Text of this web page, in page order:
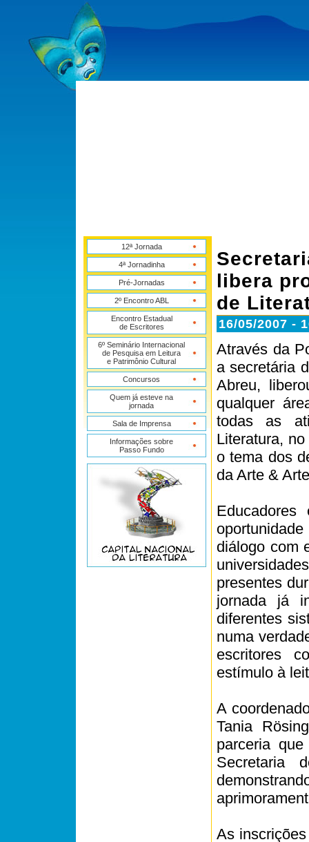
12ª Jornada
4ª Jornadinha
Pré-Jornadas
2º Encontro ABL
Encontro Estadual
de Escritores
6º Seminário Internacional
de Pesquisa em Leitura
e Patrimônio Cultural
Concursos
Quem já esteve na
jornada
Sala de Imprensa
Informações sobre
Passo Fundo
libera
de
16/05/2007 -
Através da
a secretária
Abreu,
qualquer
todas as
Literatura,
o tema dos
da Arte &
diálogo com
presentes
jornada já
diferentes
numa
escritores
estímulo à
A
Tania
parceria
Secretaria
As